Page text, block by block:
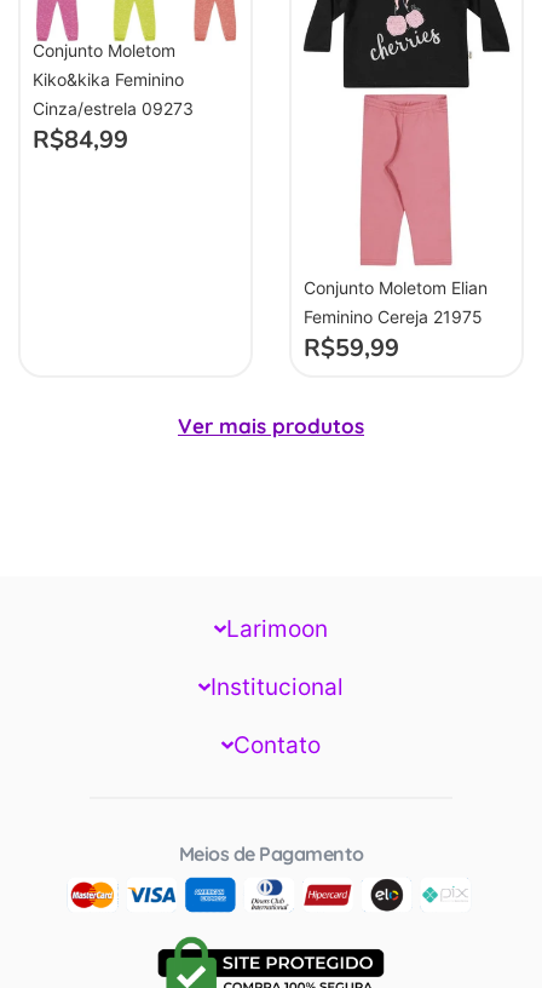
Conjunto Moletom
Kiko&kika Feminino
Cinza/estrela 09273
R$84,99
Conjunto Moletom Elian
Feminino Cereja 21975
R$59,99
Ver mais produtos
Larimoon
Institucional
Contato
Meios de Pagamento